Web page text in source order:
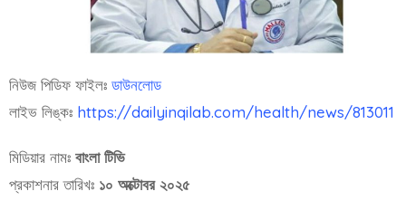
নিউজ পিডিফ ফাইলঃ ডাউনলোড
লাইভ লিঙ্কঃ https://dailyinqilab.com/health/news/813011
মিডিয়ার নামঃ বাংলা টিভি
প্রকাশনার তারিখঃ ১০ অক্টোবর ২০২৫